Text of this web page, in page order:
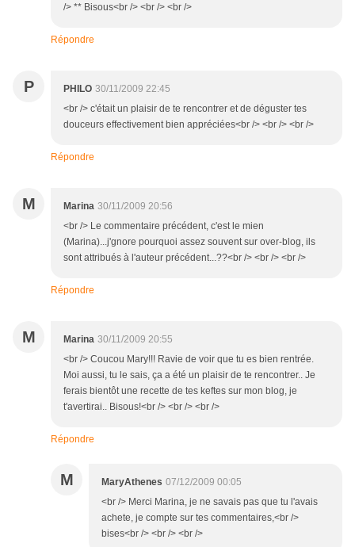
/> ** Bisous<br /> <br /> <br />
Répondre
P PHILO 30/11/2009 22:45
<br /> c'était un plaisir de te rencontrer et de déguster tes
douceurs effectivement bien appréciées<br /> <br /> <br />
Répondre
M Marina 30/11/2009 20:56
<br /> Le commentaire précédent, c'est le mien
(Marina)...j'gnore pourquoi assez souvent sur over-blog, ils
sont attribués à l'auteur précédent...??<br /> <br /> <br />
Répondre
M Marina 30/11/2009 20:55
<br /> Coucou Mary!!! Ravie de voir que tu es bien rentrée.
Moi aussi, tu le sais, ça a été un plaisir de te rencontrer.. Je
ferais bientôt une recette de tes keftes sur mon blog, je
t'avertirai.. Bisous!<br /> <br /> <br />
Répondre
M MaryAthenes 07/12/2009 00:05
<br /> Merci Marina, je ne savais pas que tu l'avais
achete, je compte sur tes commentaires,<br />
bises<br /> <br /> <br />